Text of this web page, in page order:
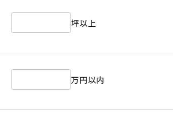
坪以上
万円以内